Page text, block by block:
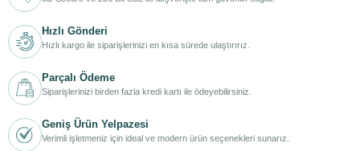
Hızlı Gönderi
Hızlı kargo ile siparişlerinizi en kısa sürede ulaştırırız.
Parçalı Ödeme
Siparişlerinizi birden fazla kredi kartı ile ödeyebilirsiniz.
Geniş Ürün Yelpazesi
Verimli işletmeniz için ideal ve modern ürün seçenekleri sunarız.